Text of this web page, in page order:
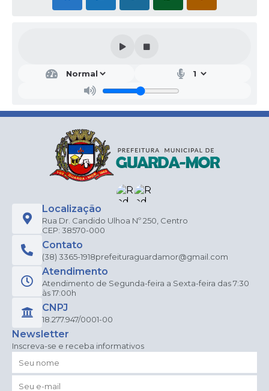
Localização
Rua Dr. Candido Ulhoa Nº 250, Centro
CEP: 38570-000
Contato
(38) 3365-1918prefeituraguardamor@gmail.com
Atendimento
Atendimento de Segunda-feira a Sexta-feira das 7:30
às 17:00h
CNPJ
18.277.947/0001-00
Newsletter
Inscreva-se e receba informativos